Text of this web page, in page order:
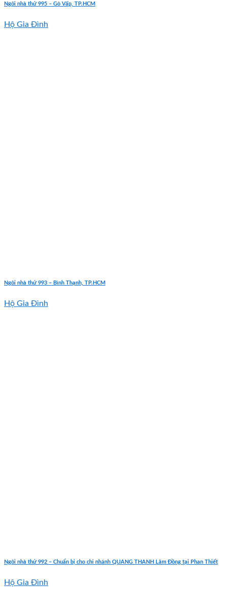
Ngôi nhà thứ 995 – Gò Vấp, TP.HCM
Hộ Gia Đình
Ngôi nhà thứ 993 – Bình Thạnh, TP.HCM
Hộ Gia Đình
Ngôi nhà thứ 992 – Chuẩn bị cho chi nhánh QUANG THANH Lâm Đồng tại Phan Thiết
Hộ Gia Đình